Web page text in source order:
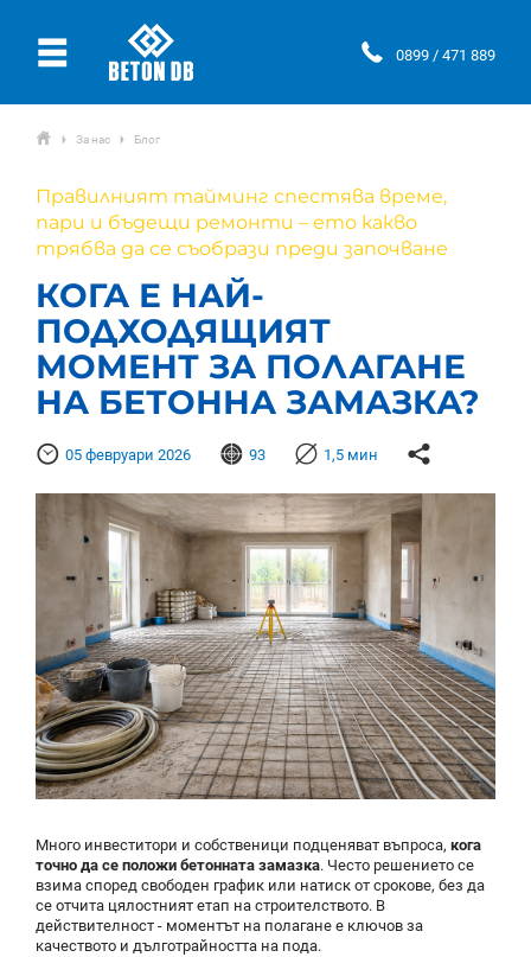
Ÿ 0899 / 471 889
ŷ Ţ За нас Ţ Блог
Правилният тайминг спестява време,
пари и бъдещи ремонти – ето какво
трябва да се съобрази преди започване
КОГА Е НАЙ-
ПОДХОДЯЩИЯТ
МОМЕНТ ЗА ПОЛАГАНЕ
НА БЕТОННА ЗАМАЗКА?
Þ 05 февруари 2026 Ғ 93  1,5 мин Ƙ
Много инвеститори и собственици подценяват въпроса, кога
точно да се положи бетонната замазка. Често решението се
взима според свободен график или натиск от срокове, без да
се отчита цялостният етап на строителството. В
действителност - моментът на полагане е ключов за
качеството и дълготрайността на пода.